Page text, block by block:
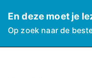
naar
de
inhoud
En deze moet je
Op zoek naar de